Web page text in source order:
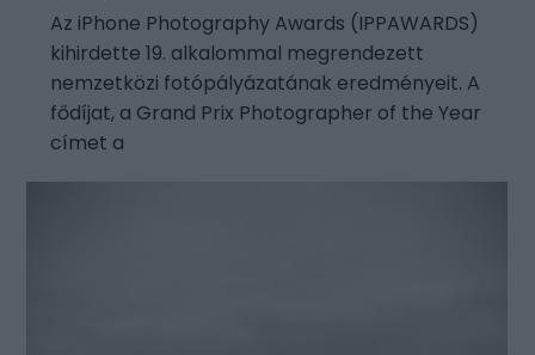
Az iPhone Photography Awards (IPPAWARDS)
kihirdette 19. alkalommal megrendezett
nemzetközi fotópályázatának eredményeit. A
fődíjat, a Grand Prix Photographer of the Year
címet a